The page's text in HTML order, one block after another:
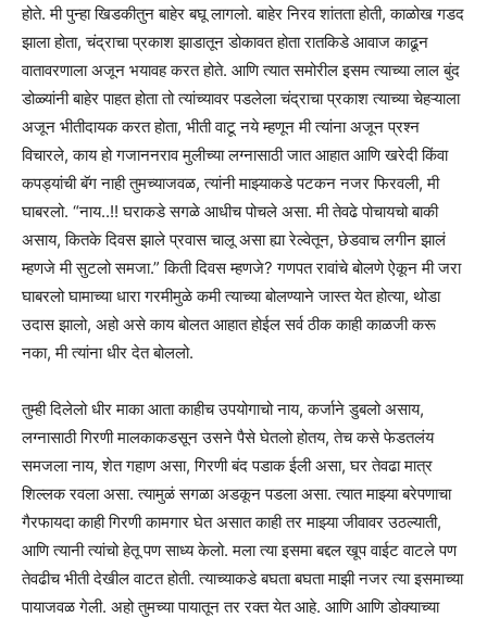
होते. मी पुन्हा खिडकीतुन बाहेर बघू लागलो. बाहेर निरव शांतता होती, काळोख गडद
झाला होता, चंद्राचा प्रकाश झाडातून डोकावत होता रातकिडे आवाज काढून
वातावरणाला अजून भयावह करत होते. आणि त्यात समोरील इसम त्याच्या लाल बुंद
डोळ्यांनी बाहेर पाहत होता तो त्यांच्यावर पडलेला चंद्राचा प्रकाश त्याच्या चेहऱ्याला
अजून भीतीदायक करत होता, भीती वाटू नये म्हणून मी त्यांना अजून प्रश्न
विचारले, काय हो गजाननराव मुलीच्या लग्नासाठी जात आहात आणि खरेदी किंवा
कपड्यांची बॅग नाही तुमच्याजवळ, त्यांनी माझ्याकडे पटकन नजर फिरवली, मी
घाबरलो. “नाय..!! घराकडे सगळे आधीच पोचले असा. मी तेवढे पोचायचो बाकी
असाय, कितके दिवस झाले प्रवास चालू असा ह्या रेल्वेतून, छेडवाच लगीन झालं
म्हणजे मी सुटलो समजा.” किती दिवस म्हणजे? गणपत रावांचे बोलणे ऐकून मी जरा
घाबरलो घामाच्या धारा गरमीमुळे कमी त्याच्या बोलण्याने जास्त येत होत्या, थोडा
उदास झालो, अहो असे काय बोलत आहात होईल सर्व ठीक काही काळजी करू
नका, मी त्यांना धीर देत बोललो.
तुम्ही दिलेलो धीर माका आता काहीच उपयोगाचो नाय, कर्जाने डुबलो असाय,
लग्नासाठी गिरणी मालकाकडसून उसने पैसे घेतलो होतय, तेच कसे फेडतलंय
समजला नाय, शेत गहाण असा, गिरणी बंद पडाक ईली असा, घर तेवढा मात्र
शिल्लक रवला असा. त्यामुळं सगळा अडकून पडला असा. त्यात माझ्या बरेपणाचा
गैरफायदा काही गिरणी कामगार घेत असात काही तर माझ्या जीवावर उठल्याती,
आणि त्यानी त्यांचो हेतू पण साध्य केलो. मला त्या इसमा बद्दल खूप वाईट वाटले पण
तेवढीच भीती देखील वाटत होती. त्याच्याकडे बघता बघता माझी नजर त्या इसमाच्या
पायाजवळ गेली. अहो तुमच्या पायातून तर रक्त येत आहे. आणि आणि डोक्याच्या